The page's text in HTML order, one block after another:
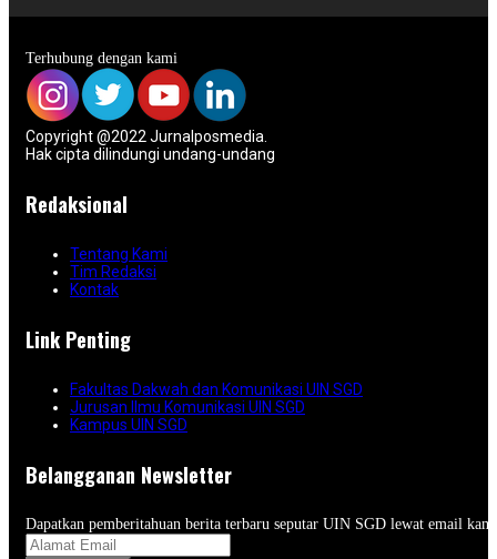
Terhubung dengan kami
Copyright @2022 Jurnalposmedia.
Hak cipta dilindungi undang-undang
Redaksional
Tentang Kami
Tim Redaksi
Kontak
Link Penting
Fakultas Dakwah dan Komunikasi UIN SGD
Jurusan Ilmu Komunikasi UIN SGD
Kampus UIN SGD
Belangganan Newsletter
Dapatkan pemberitahuan berita terbaru seputar UIN SGD lewat email